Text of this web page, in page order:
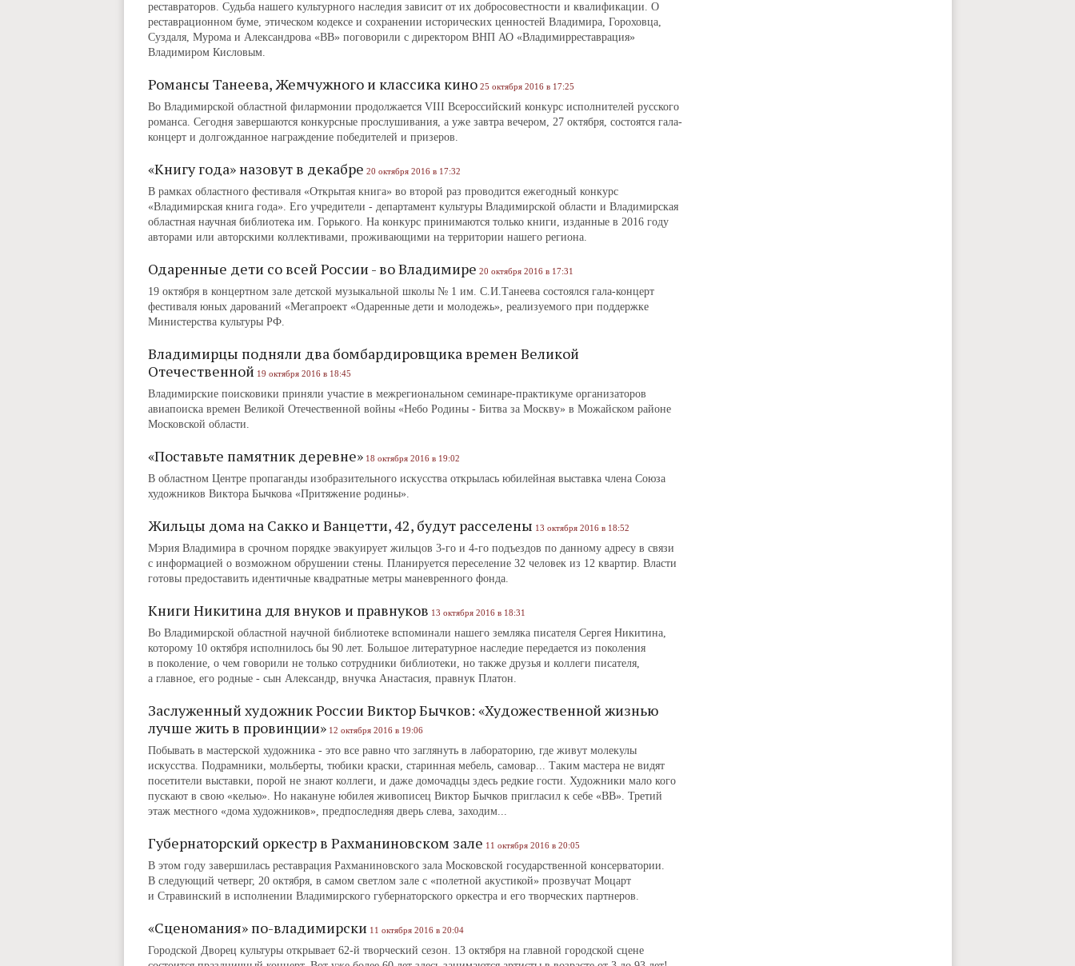
реставраторов. Судьба нашего культурного наследия зависит от их добросовестности и квалификации. О
реставрационном буме, этическом кодексе и сохранении исторических ценностей Владимира, Гороховца,
Суздаля, Мурома и Александрова «ВВ» поговорили с директором ВНП АО «Владимирреставрация»
Владимиром Кисловым.
Романсы Танеева, Жемчужного и классика кино 25 октября 2016 в 17:25
Во Владимирской областной филармонии продолжается VIII Всероссийский конкурс исполнителей русского
романса. Сегодня завершаются конкурсные прослушивания, а уже завтра вечером, 27 октября, состоятся гала-
концерт и долгожданное награждение победителей и призеров.
«Книгу года» назовут в декабре 20 октября 2016 в 17:32
В рамках областного фестиваля «Открытая книга» во второй раз проводится ежегодный конкурс
«Владимирская книга года». Его учредители - департамент культуры Владимирской области и Владимирская
областная научная библиотека им. Горького. На конкурс принимаются только книги, изданные в 2016 году
авторами или авторскими коллективами, проживающими на территории нашего региона.
Одаренные дети со всей России - во Владимире 20 октября 2016 в 17:31
19 октября в концертном зале детской музыкальной школы № 1 им. С.И.Танеева состоялся гала-концерт
фестиваля юных дарований «Мегапроект «Одаренные дети и молодежь», реализуемого при поддержке
Министерства культуры РФ.
Владимирцы подняли два бомбардировщика времен Великой
Отечественной 19 октября 2016 в 18:45
Владимирские поисковики приняли участие в межрегиональном семинаре-практикуме организаторов
авиапоиска времен Великой Отечественной войны «Небо Родины - Битва за Москву» в Можайском районе
Московской области.
«Поставьте памятник деревне» 18 октября 2016 в 19:02
В областном Центре пропаганды изобразительного искусства открылась юбилейная выставка члена Союза
художников Виктора Бычкова «Притяжение родины».
Жильцы дома на Сакко и Ванцетти, 42, будут расселены 13 октября 2016 в 18:52
Мэрия Владимира в срочном порядке эвакуирует жильцов 3-го и 4-го подъездов по данному адресу в связи
с информацией о возможном обрушении стены. Планируется переселение 32 человек из 12 квартир. Власти
готовы предоставить идентичные квадратные метры маневренного фонда.
Книги Никитина для внуков и правнуков 13 октября 2016 в 18:31
Во Владимирской областной научной библиотеке вспоминали нашего земляка писателя Сергея Никитина,
которому 10 октября исполнилось бы 90 лет. Большое литературное наследие передается из поколения
в поколение, о чем говорили не только сотрудники библиотеки, но также друзья и коллеги писателя,
а главное, его родные - сын Александр, внучка Анастасия, правнук Платон.
Заслуженный художник России Виктор Бычков: «Художественной жизнью
лучше жить в провинции» 12 октября 2016 в 19:06
Побывать в мастерской художника - это все равно что заглянуть в лабораторию, где живут молекулы
искусства. Подрамники, мольберты, тюбики краски, старинная мебель, самовар... Таким мастера не видят
посетители выставки, порой не знают коллеги, и даже домочадцы здесь редкие гости. Художники мало кого
пускают в свою «келью». Но накануне юбилея живописец Виктор Бычков пригласил к себе «ВВ». Третий
этаж местного «дома художников», предпоследняя дверь слева, заходим...
Губернаторский оркестр в Рахманиновском зале 11 октября 2016 в 20:05
В этом году завершилась реставрация Рахманиновского зала Московской государственной консерватории.
В следующий четверг, 20 октября, в самом светлом зале с «полетной акустикой» прозвучат Моцарт
и Стравинский в исполнении Владимирского губернаторского оркестра и его творческих партнеров.
«Сценомания» по-владимирски 11 октября 2016 в 20:04
Городской Дворец культуры открывает 62-й творческий сезон. 13 октября на главной городской сцене